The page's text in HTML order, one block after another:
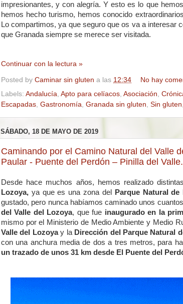
impresionantes, y con alegría. Y esto es lo que
hemos hecho turismo, hemos conocido
Lo compartimos, ya que seguro que os va a interesar
que Granada siempre se merece ser visitada.
Continuar con la lectura »
Posted by Caminar sin gluten a las 12:34
No hay
Labels: Andalucía Apto para celíacos Asociación
Escapadas Gastronomía Granada sin gluten Sin gluten
SÁBADO, 18 DE MAYO DE 2019
Caminando por el Camino Natural del Valle
Paular - Puente del Perdón – Pinilla del
Desde hace muchos años, hemos realizado
Lozoya, ya que es una zona del Parque Natural
gustado, pero nunca habíamos caminado unos
del Valle del Lozoya, que fue inaugurado en la
mismo por el Ministerio de Medio Ambiente y Medio
Valle del Lozoyay la Dirección del Parque Natural
con una anchura media de dos a tres metros, para
un trazado de unos 31 km desde El Puente del